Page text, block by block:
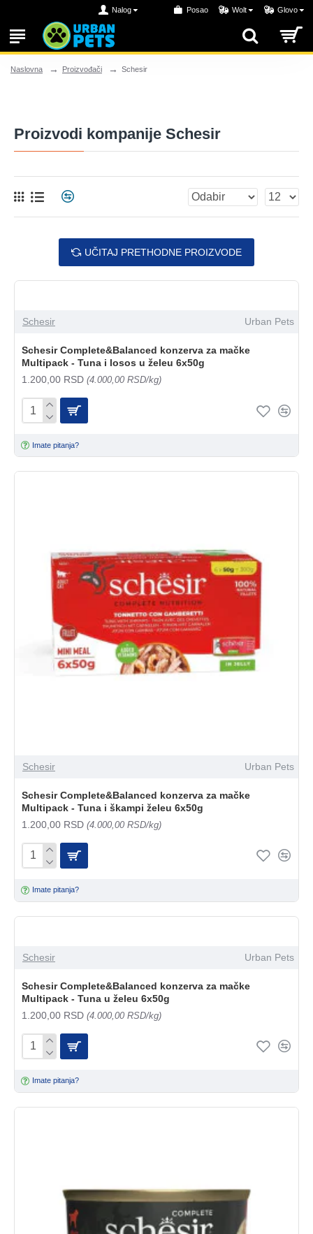
Nalog Posao Wolt Glovo
Naslovna Proizvođači Schesir
Proizvodi kompanije Schesir
UČITAJ PRETHODNE PROIZVODE
Schesir Urban Pets
Schesir Complete&Balanced konzerva za mačke
Multipack - Tuna i losos u želeu 6x50g
1.200,00 RSD (4.000,00 RSD/kg)
Imate pitanja?
Schesir Urban Pets
Schesir Complete&Balanced konzerva za mačke
Multipack - Tuna i škampi želeu 6x50g
1.200,00 RSD (4.000,00 RSD/kg)
Imate pitanja?
Schesir Urban Pets
Schesir Complete&Balanced konzerva za mačke
Multipack - Tuna u želeu 6x50g
1.200,00 RSD (4.000,00 RSD/kg)
Imate pitanja?